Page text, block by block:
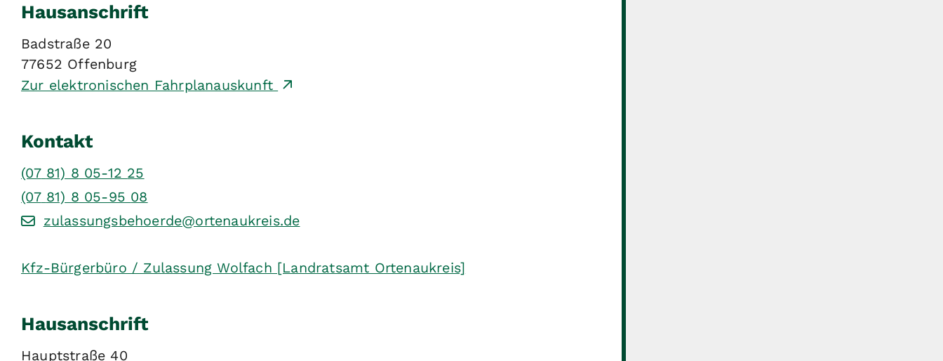
Hausanschrift
Badstraße 20
77652 Offenburg
Zur elektronischen Fahrplanauskunft
Kontakt
(07 81) 8 05-12 25
(07 81) 8 05-95 08
zulassungsbehoerde@ortenaukreis.de
Kfz-Bürgerbüro / Zulassung Wolfach [Landratsamt Ortenaukreis]
Hausanschrift
Hauptstraße 40